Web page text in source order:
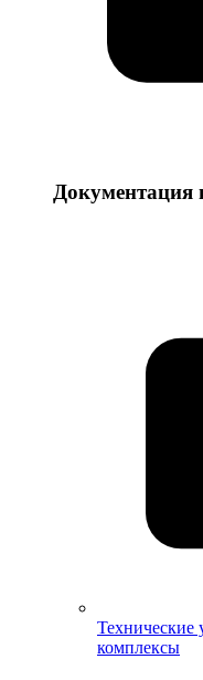
Документация
Технические
комплексы